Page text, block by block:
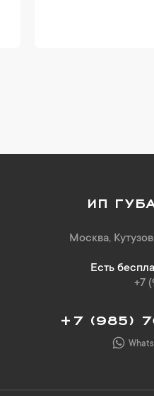
ИП
Москва,
Есть
+7
+7 (985)